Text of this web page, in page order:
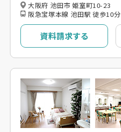
大阪府 池田市 姫室町10-23
阪急宝塚本線 池田駅 徒歩10分
資料請求する